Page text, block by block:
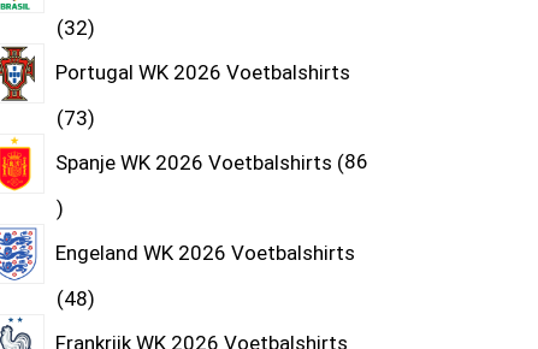
32
Portugal WK 2026 Voetbalshirts
73
Spanje WK 2026 Voetbalshirts 86
Engeland WK 2026 Voetbalshirts
48
Frankrijk WK 2026 Voetbalshirts